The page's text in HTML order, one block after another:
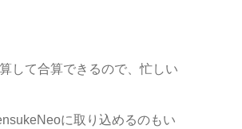
して合算できるので、忙しい
に取り込めるのもい